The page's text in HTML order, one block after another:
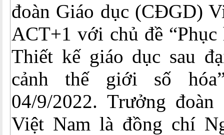
đoàn Giáo dục (CĐGD)
ACT+1 với chủ đề
Thiết kế giáo dục sau
cảnh thế giới số
04/9/2022. Trưởng
Việt Nam là đồng chí